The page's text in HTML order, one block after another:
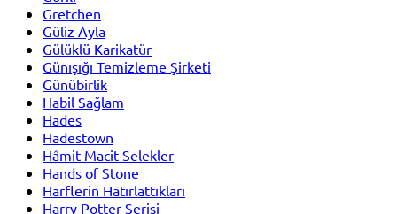
Gretchen
Güliz Ayla
Gülüklü Karikatür
Günışığı Temizleme Şirketi
Günübirlik
Habil Sağlam
Hades
Hadestown
Hâmit Macit Selekler
Hands of Stone
Harflerin Hatırlattıkları
Harry Potter Serisi